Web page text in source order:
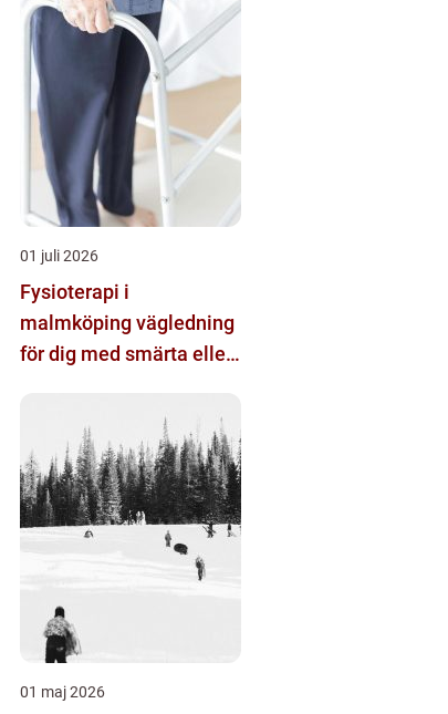
01 juli 2026
Fysioterapi i
malmköping vägledning
för dig med smärta eller
01 maj 2026